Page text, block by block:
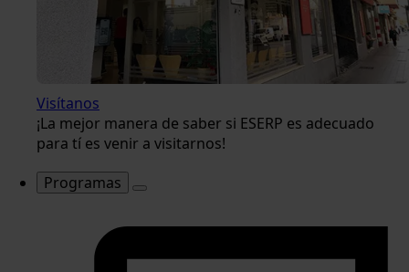
Visítanos
¡La mejor manera de saber si ESERP es adecuado
para tí es venir a visitarnos!
Programas